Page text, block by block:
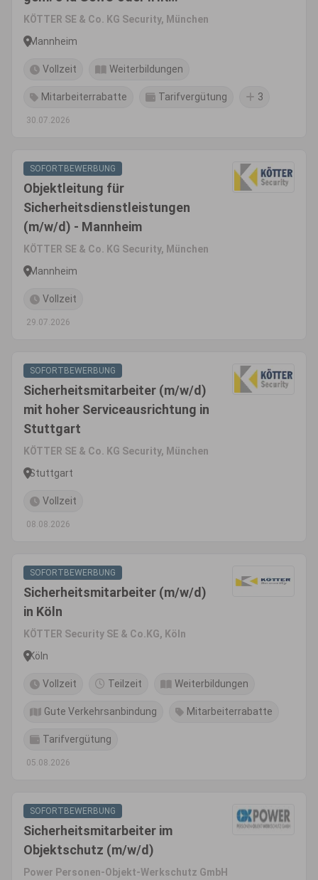
Geprüfte Schutz- und
Sicherheitskraft für einen
Automobilhersteller in
Mannheim
KÖTTER SE & Co. KG Security, München
Mannheim
Vollzeit Weiterbildungen
Mitarbeiterrabatte Tarifvergütung 3
30.07.2026
SOFORTBEWERBUNG
Objektleitung für
Sicherheitsdienstleistungen
(m/w/d) - Mannheim
KÖTTER SE & Co. KG Security, München
Mannheim
Vollzeit
29.07.2026
SOFORTBEWERBUNG
Sicherheitsmitarbeiter (m/w/d)
mit hoher Serviceausrichtung in
Stuttgart
KÖTTER SE & Co. KG Security, München
Stuttgart
Vollzeit
08.08.2026
SOFORTBEWERBUNG
Sicherheitsmitarbeiter (m/w/d)
in Köln
KÖTTER Security SE & Co.KG, Köln
Köln
Vollzeit Teilzeit Weiterbildungen
Gute Verkehrsanbindung Mitarbeiterrabatte
Tarifvergütung
05.08.2026
SOFORTBEWERBUNG
Sicherheitsmitarbeiter im
Objektschutz (m/w/d)
Power Personen-Objekt-Werkschutz GmbH